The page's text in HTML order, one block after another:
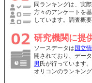
同ランキングは、実
方々のアンケートを
しています。調査概
研究機関に提
ソースデータは 国立
開されており、デー
男 氏が行っています。
オリコンのランキン